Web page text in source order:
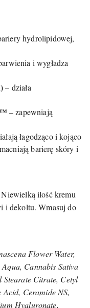
hydrolipidowej,
i wygładza
– działa
– zapewniają
łagodząco i kojąco
barierę skóry i
ilość kremu
i dekoltu. Wmasuj do
Flower Water,
Cannabis Sativa
Citrate, Cetyl
Ceramide NS,
Hyaluronate,